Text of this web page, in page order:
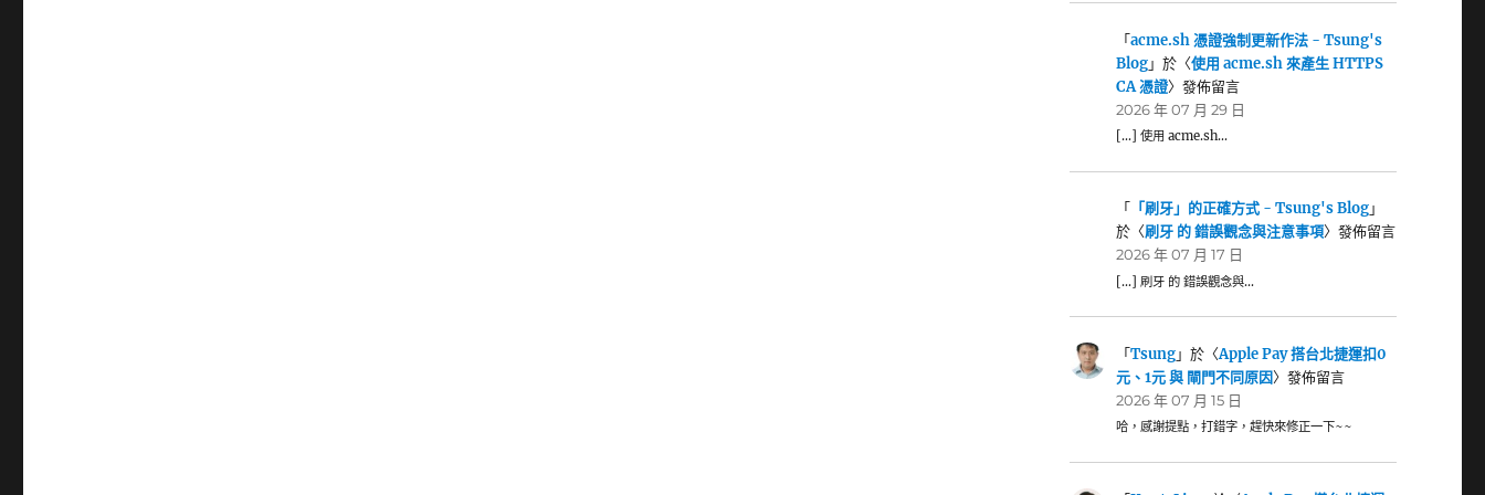
「acme.sh 憑證強制更新作法 - Tsung's
Blog」於〈使用 acme.sh 來產生 HTTPS
CA 憑證〉發佈留言
2026 年 07 月 29 日
[…] 使用 acme.sh…
「 「刷牙」的正確方式 - Tsung's Blog」
於〈刷牙 的 錯誤觀念與注意事項〉發佈留言
2026 年 07 月 17 日
[…] 刷牙 的 錯誤觀念與…
「Tsung」於〈Apple Pay 搭台北捷運扣0
元、1元 與 閘門不同原因〉發佈留言
2026 年 07 月 15 日
哈，感謝提點，打錯字，趕快來修正一下~~